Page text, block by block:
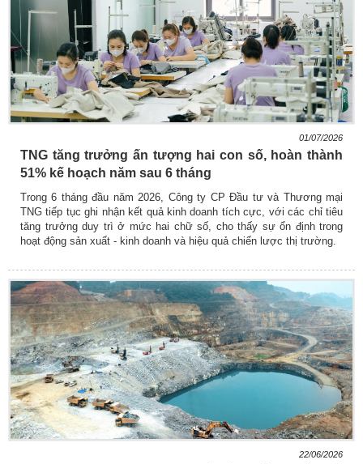
01/07/2026
TNG tăng trưởng ấn tượng hai con số, hoàn thành
51% kế hoạch năm sau 6 tháng
Trong 6 tháng đầu năm 2026, Công ty CP Đầu tư và Thương mại
TNG tiếp tục ghi nhận kết quả kinh doanh tích cực, với các chỉ tiêu
tăng trưởng duy trì ở mức hai chữ số, cho thấy sự ổn định trong
hoạt động sản xuất - kinh doanh và hiệu quả chiến lược thị trường.
22/06/2026